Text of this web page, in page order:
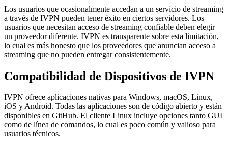
Los usuarios que ocasionalmente accedan a un servicio de streaming
a través de IVPN pueden tener éxito en ciertos servidores. Los
usuarios que necesitan acceso de streaming confiable deben elegir
un proveedor diferente. IVPN es transparente sobre esta limitación,
lo cual es más honesto que los proveedores que anuncian acceso a
streaming que no pueden entregar consistentemente.
Compatibilidad de Dispositivos de IVPN
IVPN ofrece aplicaciones nativas para Windows, macOS, Linux,
iOS y Android. Todas las aplicaciones son de código abierto y están
disponibles en GitHub. El cliente Linux incluye opciones tanto GUI
como de línea de comandos, lo cual es poco común y valioso para
usuarios técnicos.